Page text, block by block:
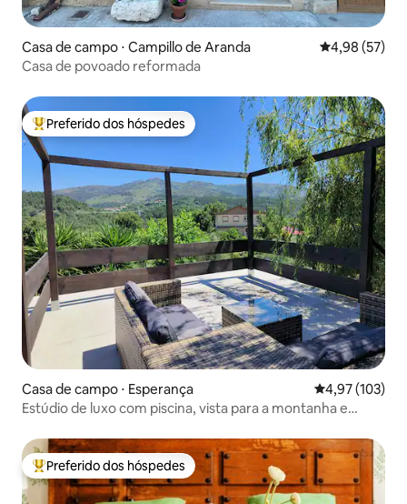
Casa de campo ⋅ Campillo de Aranda 4,98 de uma
4,98 (57)
Casa de povoado reformada
Entre os melhores preferidos dos hóspedes
Preferido dos hóspedes
Casa de campo ⋅ Esperança 4,97 de uma
4,97 (103)
Estúdio de luxo com piscina, vista para a montanha e
Entre os melhores preferidos dos hóspedes
Preferido dos hóspedes